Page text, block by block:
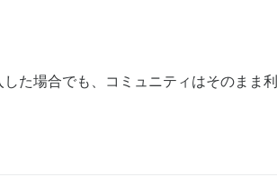
た場合でも、コミュニティはそのまま